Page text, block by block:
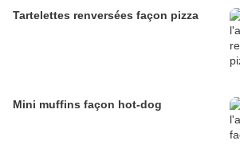
Tartelettes renversées façon pizza
Mini muffins façon hot-dog